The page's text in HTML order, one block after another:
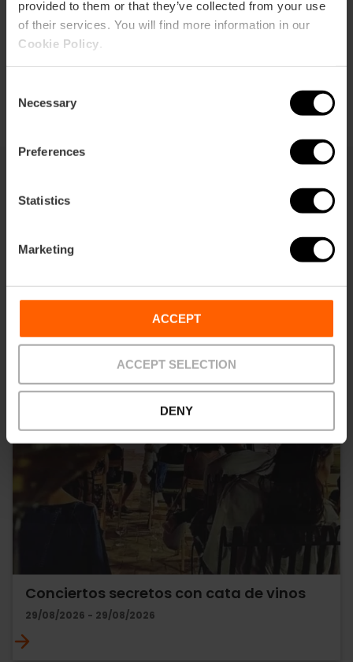
provided to them or that they’ve collected from your use
of their services. You will find more information in our
Cookie Policy
Selection
Necessary
Preferences
Statistics
Marketing
ACCEPT
ACCEPT SELECTION
DENY
También te puede interesar
Conciertos secretos con cata de vinos
29/08/2026 - 29/08/2026